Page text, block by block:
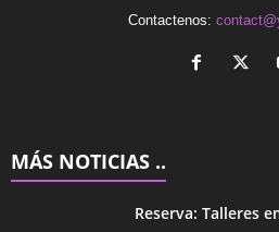
Contactenos:
MÁS NOTICIAS ..
Reserva: Talleres